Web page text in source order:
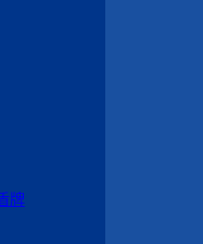
牌